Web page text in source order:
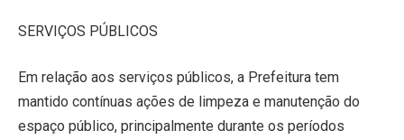
SERVIÇOS PÚBLICOS
Em relação aos serviços públicos, a Prefeitura tem
mantido contínuas ações de limpeza e manutenção do
espaço público, principalmente durante os períodos